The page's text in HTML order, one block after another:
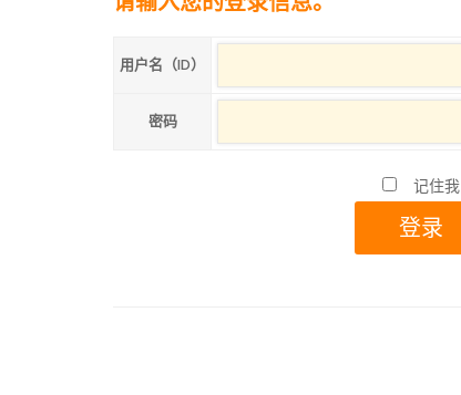
用户名（ID）
密码
记住我